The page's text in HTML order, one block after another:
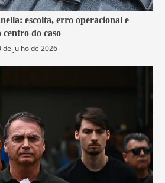
Política Segurança
escolta, erro operacional e
do caso
de julho de 2026